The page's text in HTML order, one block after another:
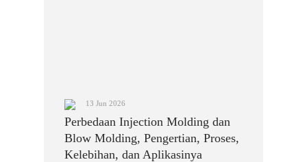
13 Jun 2026
Perbedaan Injection Molding dan
Blow Molding, Pengertian, Proses,
Kelebihan, dan Aplikasinya